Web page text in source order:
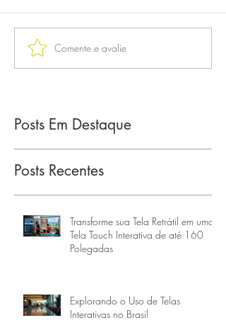
Comente e avalie
Posts Em Destaque
Posts Recentes
Transforme sua Tela Retrátil em uma
Tela Touch Interativa de até 160
Polegadas
Explorando o Uso de Telas
Interativas no Brasil